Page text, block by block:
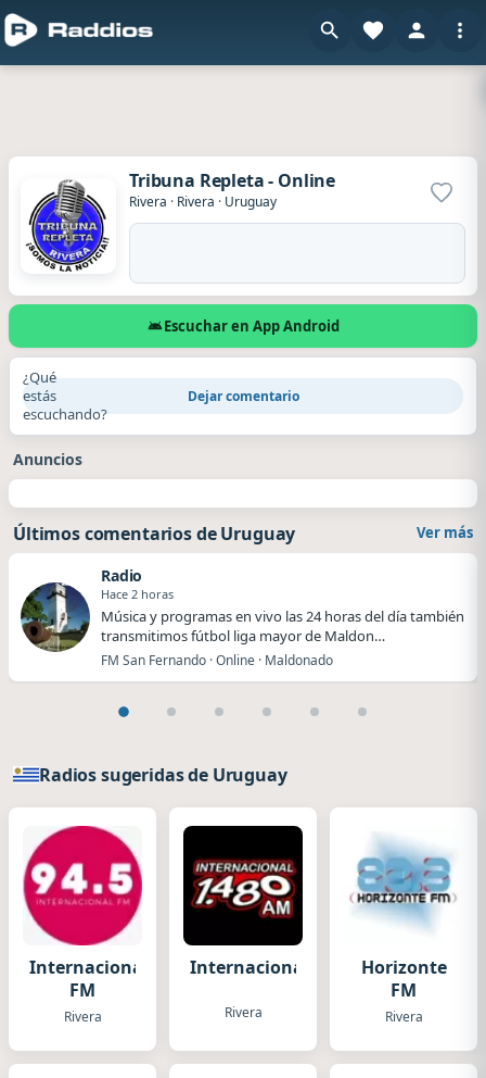
Tribuna Repleta - Online
Rivera · Rivera · Uruguay
Escuchar en App Android
¿Qué
estás
escuchando?
Dejar comentario
Anuncios
Últimos comentarios de Uruguay Ver más
Radio
Hace 2 horas
Música y programas en vivo las 24 horas del día también
transmitimos fútbol liga mayor de Maldon…
FM San Fernando · Online · Maldonado
Radios sugeridas de Uruguay
Internacional
FM
Rivera
Internacional
Rivera
Horizonte
FM
Rivera